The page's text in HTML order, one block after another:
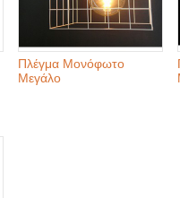
Πλέγμα Μονόφωτο
Μεγάλο